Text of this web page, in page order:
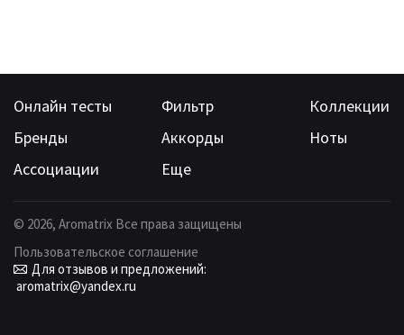
Онлайн тесты Фильтр
Коллекции
Бренды
Аккорды
Ноты
Ассоциации
Еще
© 2026, Aromatrix Все права защищены
Пользовательское соглашение
Для отзывов и предложений:
aromatrix@yandex.ru